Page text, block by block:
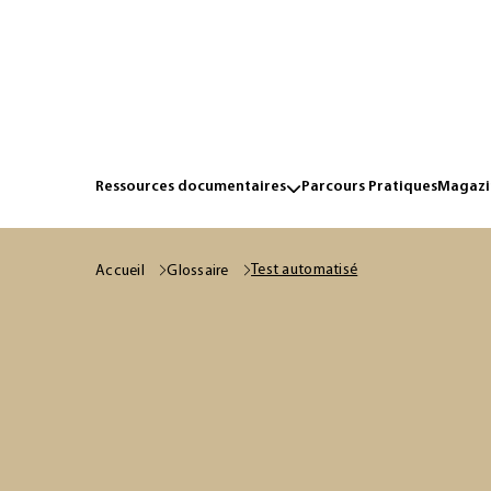
Ressources documentaires Parcours Pratiques
Accueil Glossaire Test automatisé